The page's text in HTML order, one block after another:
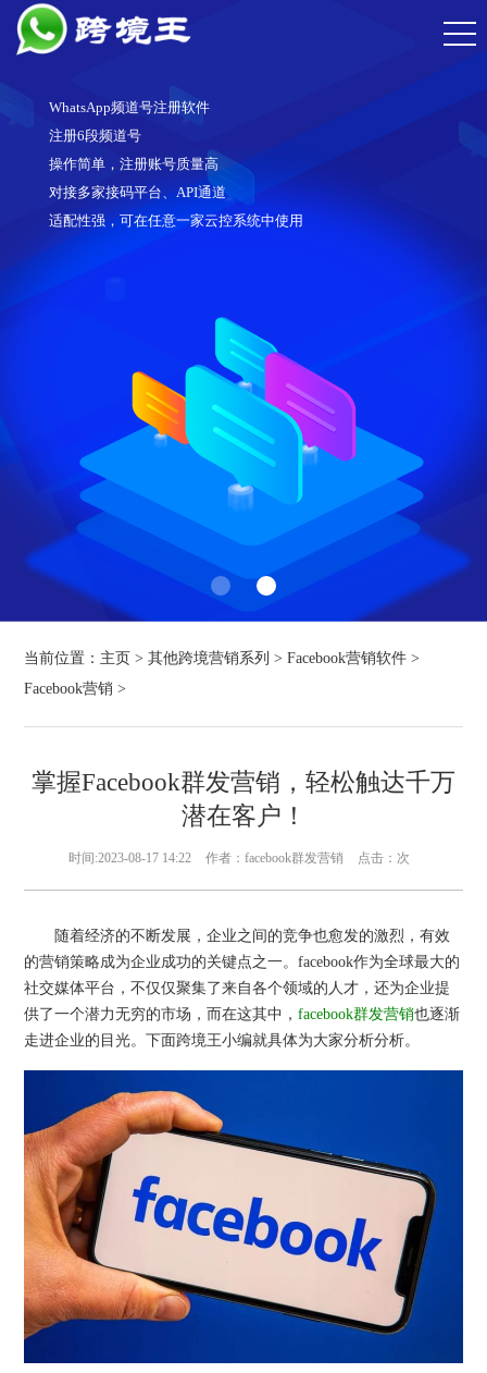
WhatsApp频道号注册软件
注册6段频道号
操作简单，注册账号质量高
对接多家接码平台、API通道
适配性强，可在任意一家云控系统中使用
当前位置： 主页 >其他跨境营销系列 >Facebook营销软件 >
Facebook营销 >
掌握Facebook群发营销，轻松触达千万
潜在客户！
时间:2023-08-17 14:22 作者：facebook群发营销 点击： 次
随着经济的不断发展，企业之间的竞争也愈发的激烈，有效
的营销策略成为企业成功的关键点之一。facebook作为全球最大的
社交媒体平台，不仅仅聚集了来自各个领域的人才，还为企业提
供了一个潜力无穷的市场，而在这其中，facebook群发营销也逐渐
走进企业的目光。下面跨境王小编就具体为大家分析分析。